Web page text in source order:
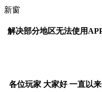
新窗
解决部分地区无法使用
各位玩家 大家好 一直以